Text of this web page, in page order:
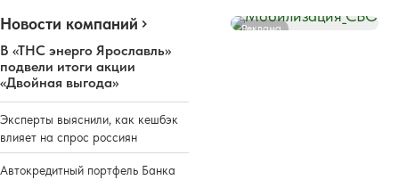
Новости компаний
В «ТНС энерго Ярославль»
подвели итоги акции
«Двойная выгода»
Эксперты выяснили, как кешбэк
влияет на спрос россиян
Автокредитный портфель Банка
Реклама